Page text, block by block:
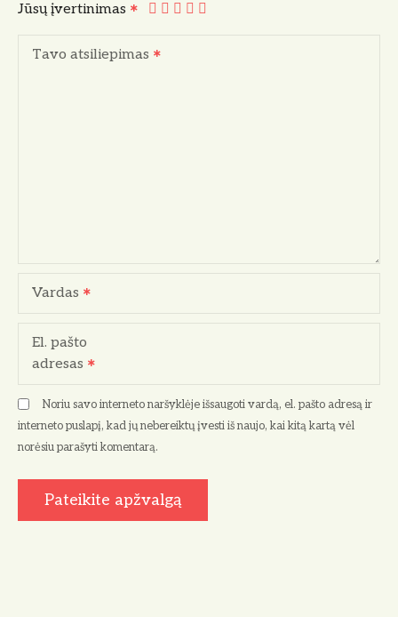
Jūsų įvertinimas
Tavo atsiliepimas
Vardas
El. pašto
adresas
Noriu savo interneto naršyklėje išsaugoti vardą, el. pašto adresą ir
interneto puslapį, kad jų nebereiktų įvesti iš naujo, kai kitą kartą vėl
norėsiu parašyti komentarą.